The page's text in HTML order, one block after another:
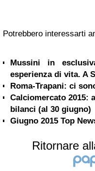
Potrebbero interessarti
Mussini in
esperienza di vita. A
Roma-Trapani: ci
Calciomercato 2015:
bilanci (al 30 giugno)
Giugno 2015 Top
Ritornare